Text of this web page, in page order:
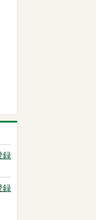
録
録